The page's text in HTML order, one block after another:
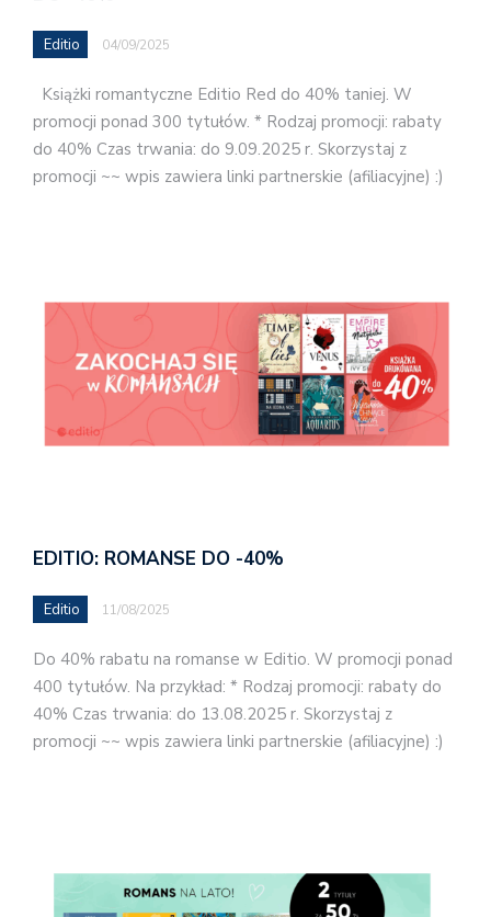
Editio 04/09/2025
Książki romantyczne Editio Red do 40% taniej. W
promocji ponad 300 tytułów. * Rodzaj promocji: rabaty
do 40% Czas trwania: do 9.09.2025 r. Skorzystaj z
promocji ~~ wpis zawiera linki partnerskie (afiliacyjne) :)
EDITIO: ROMANSE DO -40%
Editio 11/08/2025
Do 40% rabatu na romanse w Editio. W promocji ponad
400 tytułów. Na przykład: * Rodzaj promocji: rabaty do
40% Czas trwania: do 13.08.2025 r. Skorzystaj z
promocji ~~ wpis zawiera linki partnerskie (afiliacyjne) :)